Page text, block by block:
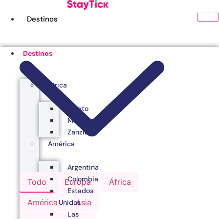
Destinos
Todo Europa África
América Asia
Destinos
África
Egipto
Marruecos
Zanzibar
América
Argentina
Colombia
Estados
Unidos
Las